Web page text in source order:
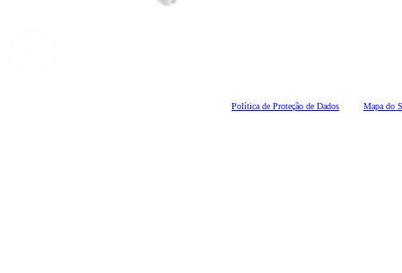
Política de Proteção de Dados Mapa do